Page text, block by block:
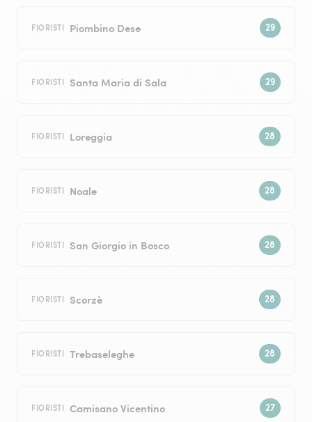
FIORISTI Piombino Dese
FIORISTI Santa Maria di Sala
FIORISTI Loreggia
FIORISTI Noale
FIORISTI San Giorgio in Bosco
FIORISTI Scorzè
FIORISTI Trebaseleghe
FIORISTI Camisano Vicentino